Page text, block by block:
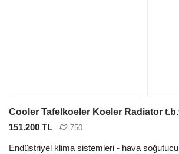
151.200 TL €2.750
Endüstriyel klima sistemleri - hava soğutucu